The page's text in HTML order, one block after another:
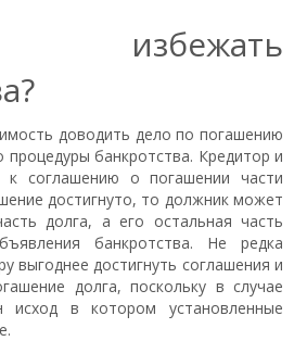
избежать
доводить дело по погашению
процедуры банкротства. Кредитор и
к соглашению о погашении части
достигнуто, то должник может
долга, а его остальная часть
банкротства. Не редка
выгоднее достигнуть соглашения и
долга, поскольку в случае
исход в котором установленные